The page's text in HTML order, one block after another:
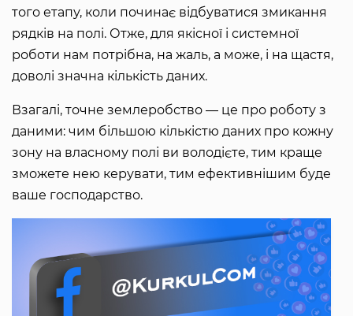
того етапу, коли починає відбуватися змикання
рядків на полі. Отже, для якісної і системної
роботи нам потрібна, на жаль, а може, і на щастя,
доволі значна кількість даних.
Взагалі, точне землеробство — це про роботу з
даними: чим більшою кількістю даних про кожну
зону на власному полі ви володієте, тим краще
зможете нею керувати, тим ефективнішим буде
ваше господарство.